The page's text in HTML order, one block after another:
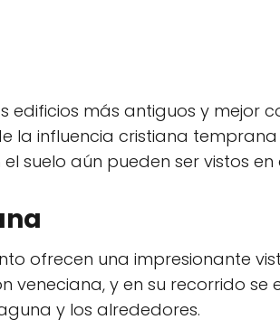
edificios más antiguos y mejor
la influencia cristiana
suelo aún pueden ser vistos en
ofrecen una impresionante
y en su recorrido se
y los alrededores.